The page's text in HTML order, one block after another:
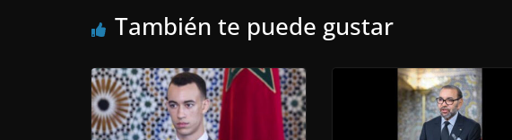
También te puede gustar